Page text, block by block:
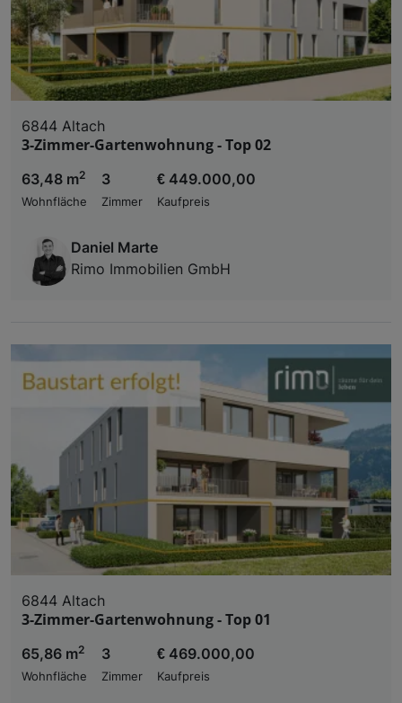
6844 Altach
3-Zimmer-Gartenwohnung - Top 02
63,48 m2
Wohnfläche
3
Zimmer
€ 449.000,00
Kaufpreis
Daniel Marte
Rimo Immobilien GmbH
6844 Altach
3-Zimmer-Gartenwohnung - Top 01
65,86 m2
Wohnfläche
3
Zimmer
€ 469.000,00
Kaufpreis